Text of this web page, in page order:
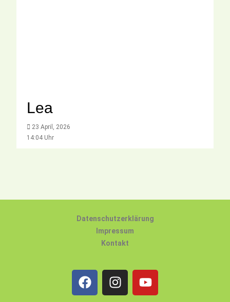
Lea
23 April, 2026
14:04 Uhr
Datenschutzerklärung
Impressum
Kontakt